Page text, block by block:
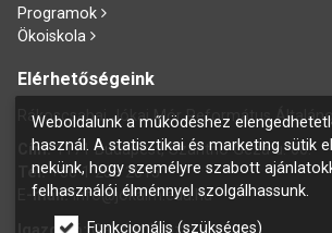
Programok
Ökoiskola
Elérhetőségeink
Rákoscsabai Jókai Mór Református
Cím:1171 Budapest, Szánthó Géza u. 60.
Tel: +36 1 258 2015
-mail: info@jokaim.edu.hu
Weboldalunk a működéshez
használ. A statisztikai és marketing sütik
nekünk, hogy személyre szabott
felhasználói élménnyel szolgálhassunk.
Funkcionális (szükséges)